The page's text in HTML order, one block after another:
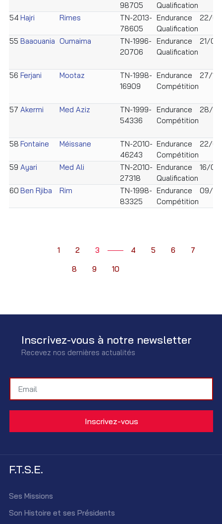
98705
Qualification
54 Hajri Rimes
TN-2013-
78605
Endurance
Qualification
22/
55 Baaouania Oumaima
TN-1996-
20706
Endurance
Qualification
21/
56 Ferjani Mootaz
TN-1998-
16909
Endurance
Compétition
27/
57 Akermi Med Aziz
TN-1999-
54336
Endurance
Compétition
28/
58 Fontaine Méissane
TN-2010-
46243
Endurance
Compétition
22/
59 Ayari Med Ali
TN-2010-
27318
Endurance
Qualification
16/
60 Ben Rjiba Rim
TN-1998-
83325
Endurance
Compétition
09/
1 2 3 4 5 6
7
8
9 10
Inscrivez-vous à notre newsletter
Recevez nos dernières actualités
F.T.S.E.
Ses Missions
Son Histoire et ses Présidents